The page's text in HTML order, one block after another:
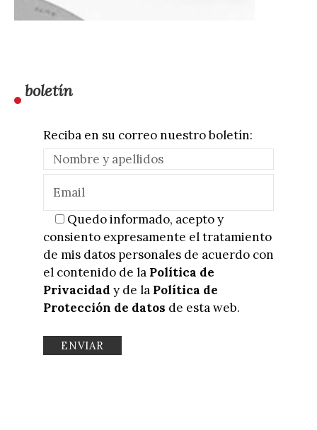
boletín
Reciba en su correo nuestro boletín:
Quedo informado, acepto y
consiento expresamente el tratamiento
de mis datos personales de acuerdo con
el contenido de la Política de
Privacidad y de la Política de
Protección de datos de esta web.